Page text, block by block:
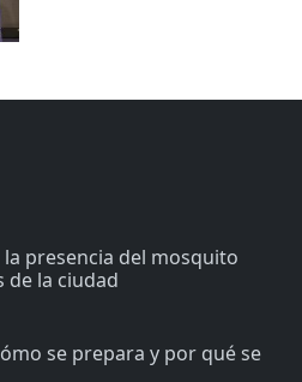
presencia del mosquito
la ciudad
se prepara y por qué se